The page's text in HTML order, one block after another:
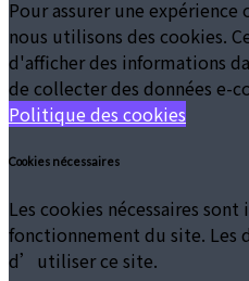
Pour assurer une
nous utilisons des cookies.
d'afficher des informations
de collecter des données e-
Politique des cookies
Cookies nécessaires
Les cookies nécessaires
fonctionnement du site. Les
d’utiliser ce site.